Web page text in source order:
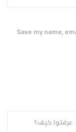
Save my name,
عرفتوا كيف؟